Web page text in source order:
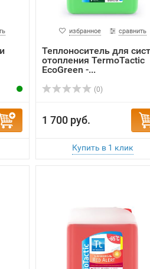
избранное сравнить
Теплоноситель для
отопления TermoTactic
EcoGreen -...
(0)
1 700 руб.